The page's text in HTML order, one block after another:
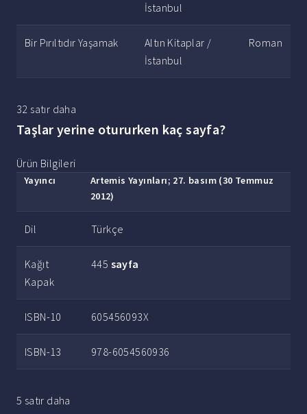
İstanbul
Bir Pırıltıdır Yaşamak
Altın Kitaplar /
İstanbul
Roman
32 satır daha
Taşlar yerine otururken kaç sayfa?
Ürün Bilgileri
Yayıncı
‎Artemis Yayınları; 27. basım (30 Temmuz
2012)
Dil ‎Türkçe
Kağıt
Kapak
‎445 sayfa
ISBN-10 ‎605456093X
ISBN-13 ‎978-6054560936
5 satır daha